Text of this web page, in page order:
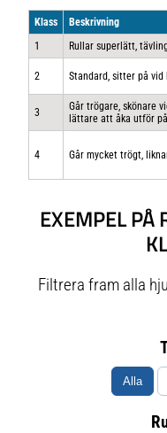
Klass Beskrivning
1
Rullar superlätt,
2 Standard, sitter på vid
3
Går trögare, skönare
lättare att åka utför
4 Går mycket trögt,
EXEMPEL PÅ
Filtrera fram alla
Alla